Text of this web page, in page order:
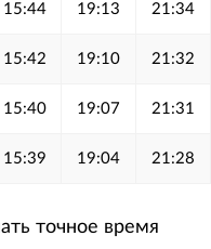
15:44 19:13 21:34
15:42 19:10 21:32
15:40 19:07 21:31
15:39 19:04 21:28
точное время